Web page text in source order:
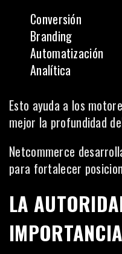
Conversión
Branding
Automatización
Analítica
Esto ayuda a los
mejor la profundidad
Netcommerce
para fortalecer
LA
IMPORTANCIA